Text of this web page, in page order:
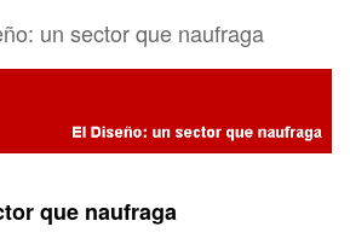
sector que naufraga
un sector que naufraga
que naufraga